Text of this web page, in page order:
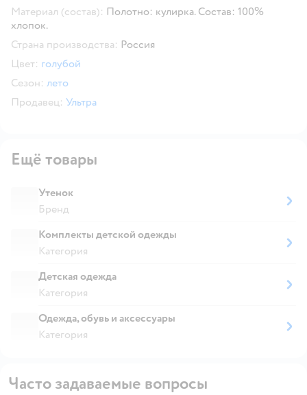
Материал (состав): Полотно: кулирка. Состав: 100%
хлопок.
Страна производства: Россия
Цвет: голубой
Сезон: лето
Продавец: Ультра
Ещё товары
Утенок
Бренд
Комплекты детской одежды
Категория
Детская одежда
Категория
Одежда, обувь и аксессуары
Категория
Часто задаваемые вопросы